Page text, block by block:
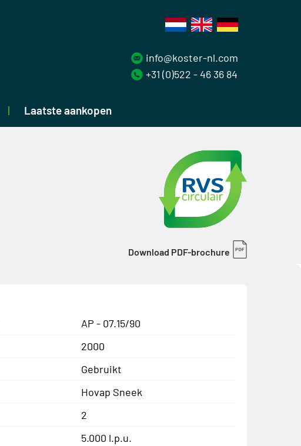
Laatste aankopen
info@koster-nl.com
+31 (0)522 - 46 36 84
Download PDF-brochure
AP - 07.15/90
2000
Gebruikt
Hovap Sneek
2
5.000 l.p.u.